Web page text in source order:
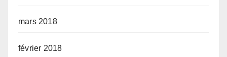
mars 2018
février 2018